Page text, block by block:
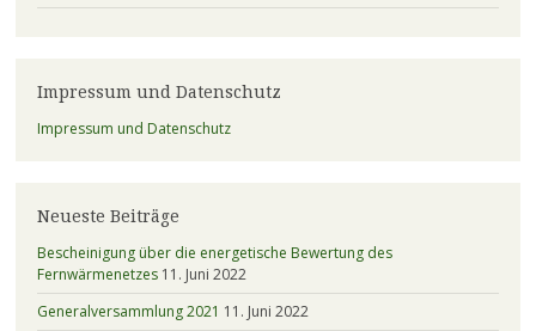
Impressum und Datenschutz
Impressum und Datenschutz
Neueste Beiträge
Bescheinigung über die energetische Bewertung des
Fernwärmenetzes 11. Juni 2022
Generalversammlung 2021 11. Juni 2022